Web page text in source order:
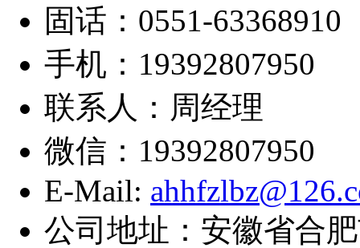
固话：0551-63368910
手机：19392807950
联系人：周经理
微信：19392807950
E-Mail:
公司地址：安徽省合